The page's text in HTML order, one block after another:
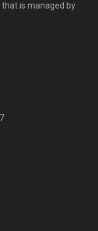
is managed by